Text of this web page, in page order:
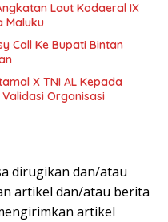
Laut Kodaeral IX
Maluku
Call Ke Bupati Bintan
X TNI AL Kepada
Organisasi
dirugikan dan/atau
artikel dan/atau berita
artikel